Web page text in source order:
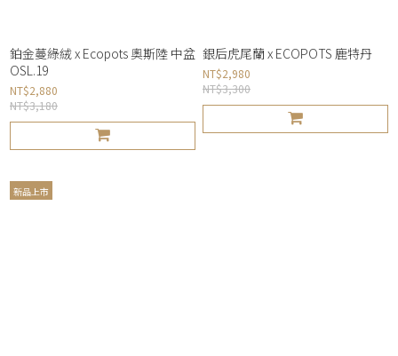
鉑金蔓綠絨 x Ecopots 奧斯陸 中盆
OSL.19
NT$2,880
NT$3,180
銀后虎尾蘭 x ECOPOTS 鹿特丹
NT$2,980
NT$3,300
新品上市